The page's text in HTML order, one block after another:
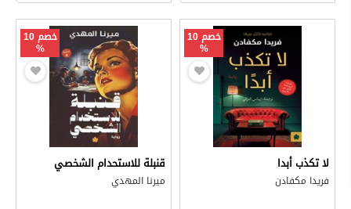
خصم 10
%
لا تكذب أبدا
فريدا مكفادن
خصم 10
%
قنبلة للاستحدام الشخصي
ميرنا المهدي